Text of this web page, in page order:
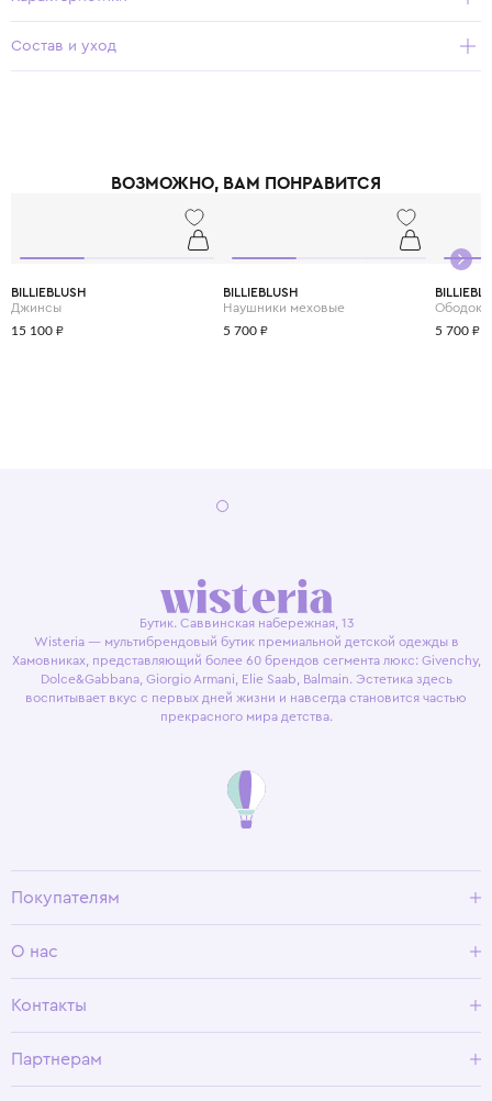
Состав и уход
ВОЗМОЖНО, ВАМ ПОНРАВИТСЯ
BILLIEBLUSH
Джинсы
15 100 ₽
BILLIEBLUSH
Наушники меховые
5 700 ₽
Ободок
5 700 ₽
Бутик. Саввинская набережная, 13
Wisteria — мультибрендовый бутик премиальной детской одежды в
Хамовниках, представляющий более 60 брендов сегмента люкс: Givenchy,
Dolce&Gabbana, Giorgio Armani, Elie Saab, Balmain. Эстетика здесь
воспитывает вкус с первых дней жизни и навсегда становится частью
прекрасного мира детства.
Покупателям
Условия возврата
О нас
Программа лояльности
Контакты
Партнерам